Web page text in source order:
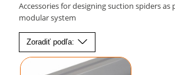
Accessories for designing suction spiders
modular system
Zoradiť podľa: